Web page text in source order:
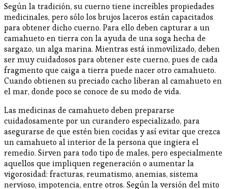
Según la tradición, su cuerno tiene increíbles propiedades
medicinales, pero sólo los brujos laceros están capacitados
para obtener dicho cuerno. Para ello deben capturar a un
camahueto en tierra con la ayuda de una soga hecha de
sargazo, un alga marina. Mientras está inmovilizado, deben
ser muy cuidadosos para obtener este cuerno, pues de cada
fragmento que caiga a tierra puede nacer otro camahueto.
Cuando obtienen su preciado cacho liberan al camahueto en
el mar, donde poco se conoce de su modo de vida.
Las medicinas de camahueto deben prepararse
cuidadosamente por un curandero especializado, para
asegurarse de que estén bien cocidas y así evitar que crezca
un camahueto al interior de la persona que ingiera el
remedio. Sirven para todo tipo de males, pero especialmente
aquellos que impliquen regeneración o aumentar la
vigorosidad: fracturas, reumatismo, anemias, sistema
nervioso, impotencia, entre otros. Según la versión del mito